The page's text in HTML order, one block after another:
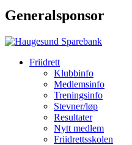
Generalsponsor
Friidrett
Klubbinfo
Medlemsinfo
Treningsinfo
Stevner/løp
Resultater
Nytt medlem
Friidrettsskolen